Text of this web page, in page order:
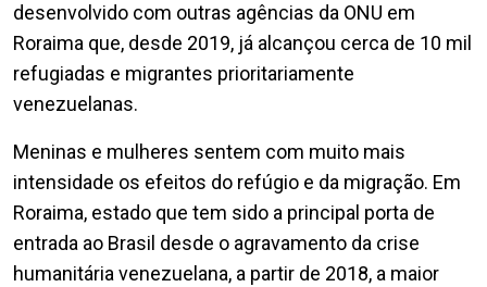
desenvolvido com outras agências da ONU em
Roraima que, desde 2019, já alcançou cerca de 10 mil
refugiadas e migrantes prioritariamente
venezuelanas.
Meninas e mulheres sentem com muito mais
intensidade os efeitos do refúgio e da migração. Em
Roraima, estado que tem sido a principal porta de
entrada ao Brasil desde o agravamento da crise
humanitária venezuelana, a partir de 2018, a maior